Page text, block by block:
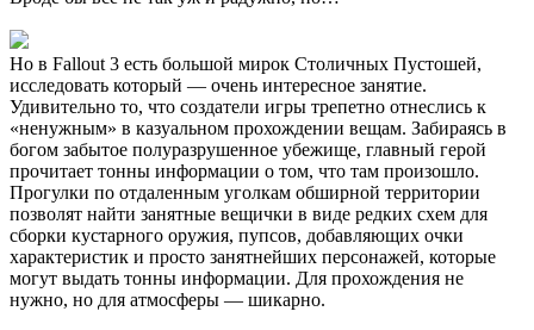
Но в Fallout 3 есть большой мирок Столичных Пустошей,
исследовать который — очень интересное занятие.
Удивительно то, что создатели игры трепетно отнеслись к
«ненужным» в казуальном прохождении вещам. Забираясь в
богом забытое полуразрушенное убежище, главный герой
прочитает тонны информации о том, что там произошло.
Прогулки по отдаленным уголкам обширной территории
позволят найти занятные вещички в виде редких схем для
сборки кустарного оружия, пупсов, добавляющих очки
характеристик и просто занятнейших персонажей, которые
могут выдать тонны информации. Для прохождения не
нужно, но для атмосферы — шикарно.